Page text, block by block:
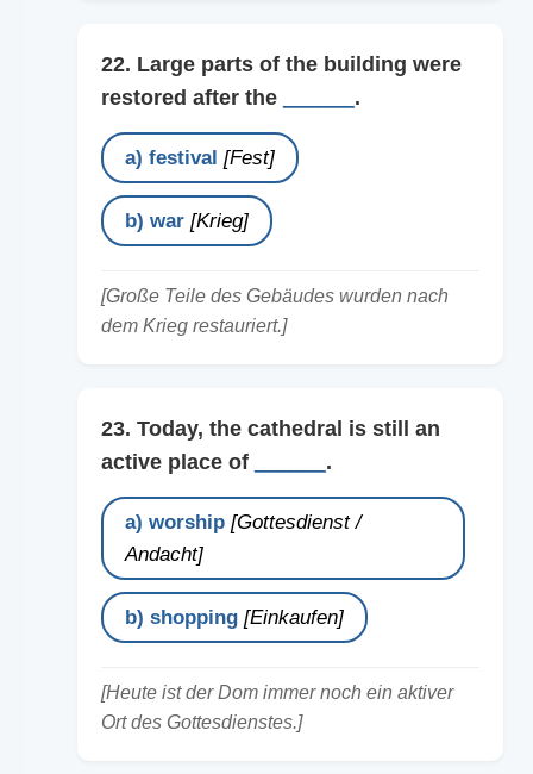
22. Large parts of the building were
restored after the
.
a) festival [Fest]
b) war [Krieg]
[Große Teile des Gebäudes wurden nach
dem Krieg restauriert.]
23. Today, the cathedral is still an
active place of
.
a) worship [Gottesdienst /
Andacht]
b) shopping [Einkaufen]
[Heute ist der Dom immer noch ein aktiver
Ort des Gottesdienstes.]